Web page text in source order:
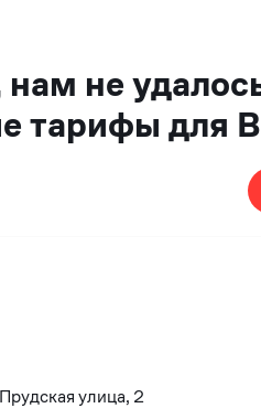
не
тарифы для
улица, 2